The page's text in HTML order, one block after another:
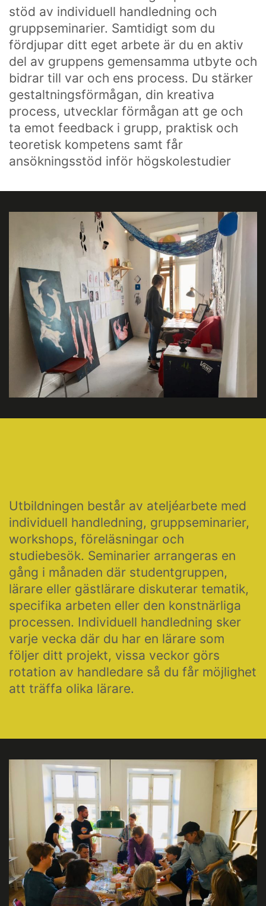
stöd av individuell handledning och
gruppseminarier. Samtidigt som du
fördjupar ditt eget arbete är du en aktiv
del av gruppens gemensamma utbyte och
bidrar till var och ens process. Du stärker
gestaltningsförmågan, din kreativa
process, utvecklar förmågan att ge och
ta emot feedback i grupp, praktisk och
teoretisk kompetens samt får
ansökningsstöd inför högskolestudier
Utbildningen består av ateljéarbete med
individuell handledning, gruppseminarier,
workshops, föreläsningar och
studiebesök. Seminarier arrangeras en
gång i månaden där studentgruppen,
lärare eller gästlärare diskuterar tematik,
specifika arbeten eller den konstnärliga
processen. Individuell handledning sker
varje vecka där du har en lärare som
följer ditt projekt, vissa veckor görs
rotation av handledare så du får möjlighet
att träffa olika lärare.